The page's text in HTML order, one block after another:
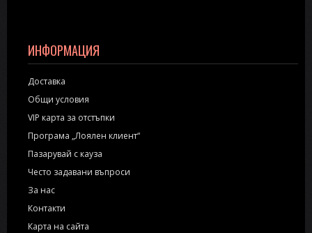
ИНФОРМАЦИЯ
Доставка
Общи условия
VIP карта за отстъпки
Програма „Лоялен клиент“
Пазарувай с кауза
Често задавани въпроси
За нас
Контакти
Карта на сайта